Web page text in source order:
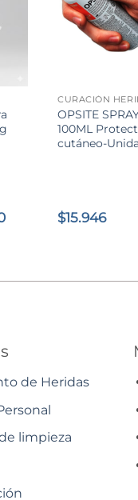
El
CURACIÓN
OPSITE
100ML
cutáneo-
$15.946
de Heridas
limpieza